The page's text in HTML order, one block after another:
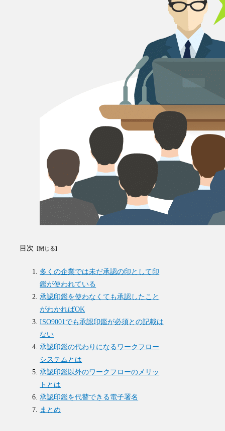
目次
多くの企業では未だ承認の印として印
鑑が使われている
承認印鑑を使わなくても承認したこと
がわかればOK
ISO9001でも承認印鑑が必須との記載は
ない
承認印鑑の代わりになるワークフロー
システムとは
承認印鑑以外のワークフローのメリッ
トとは
承認印鑑を代替できる電子署名
まとめ